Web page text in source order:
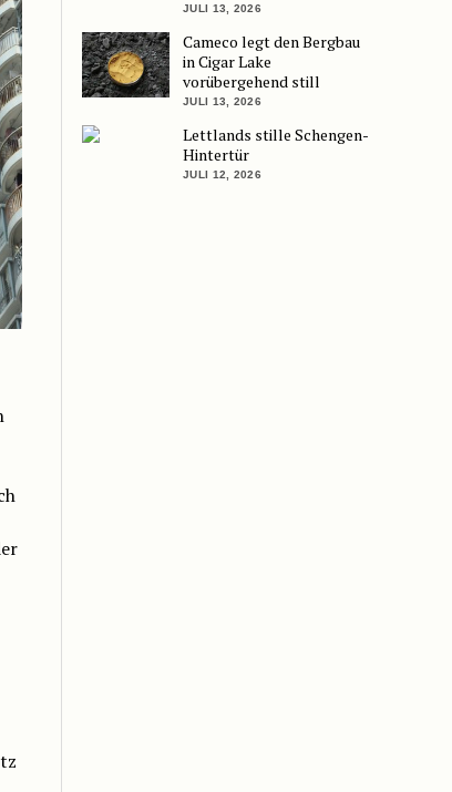
JULI 13, 2026
Cameco legt den Bergbau
in Cigar Lake
vorübergehend still
JULI 13, 2026
Lettlands stille Schengen-
Hintertür
JULI 12, 2026